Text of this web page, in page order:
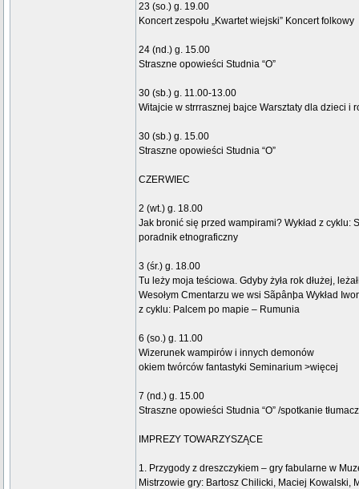
23 (so.) g. 19.00
Koncert zespołu „Kwartet wiejski” Koncert folkowy
24 (nd.) g. 15.00
Straszne opowieści Studnia “O”
30 (sb.) g. 11.00-13.00
Witajcie w strrrasznej bajce Warsztaty dla dzieci i
30 (sb.) g. 15.00
Straszne opowieści Studnia “O”
CZERWIEC
2 (wt.) g. 18.00
Jak bronić się przed wampirami? Wykład z cyklu:
poradnik etnograficzny
3 (śr.) g. 18.00
Tu leży moja teściowa. Gdyby żyła rok dłużej,
Wesołym Cmentarzu we wsi Sãpânþa Wykład
z cyklu: Palcem po mapie – Rumunia
6 (so.) g. 11.00
Wizerunek wampirów i innych demonów
okiem twórców fantastyki Seminarium >więcej
7 (nd.) g. 15.00
Straszne opowieści Studnia “O” /spotkanie
IMPREZY TOWARZYSZĄCE
1. Przygody z dreszczykiem – gry fabularne w
Mistrzowie gry: Bartosz Chilicki, Maciej Kowalski,